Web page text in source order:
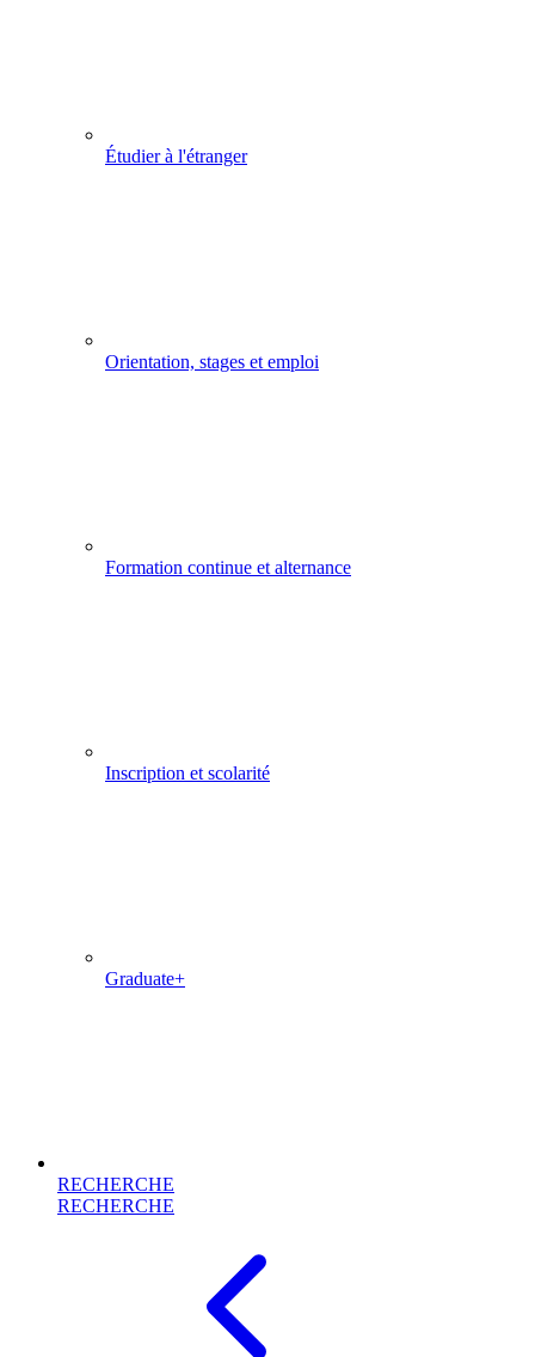
Étudier à l'étranger
Orientation, stages et emploi
Formation continue et alternance
Inscription et scolarité
Graduate+
RECHERCHE
RECHERCHE